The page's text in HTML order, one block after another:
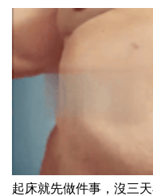
起床就先做件事，沒三